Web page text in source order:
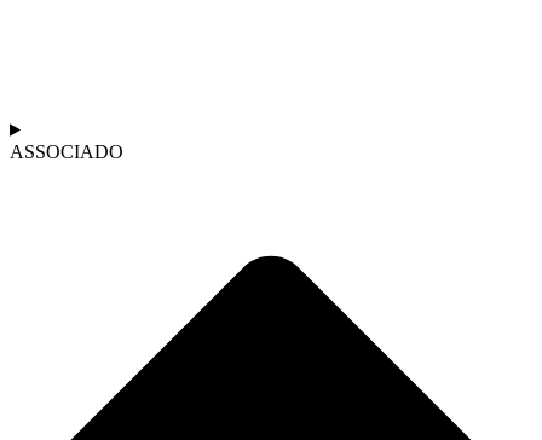
ASSOCIADO